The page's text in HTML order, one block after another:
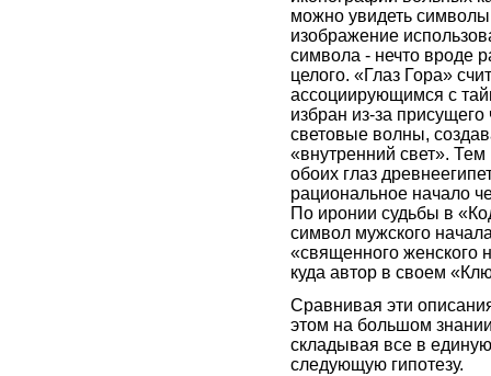
можно увидеть
изображение
символа - нечто вроде
целого. «Глаз Гора»
ассоциирующимся с
избран из-за присущего
световые волны,
«внутренний свет».
обоих глаз
рациональное начало
По иронии судьбы в
символ мужского
«священного женского
куда автор в своем
Сравнивая эти
этом на большом
складывая все в
следующую гипотезу.